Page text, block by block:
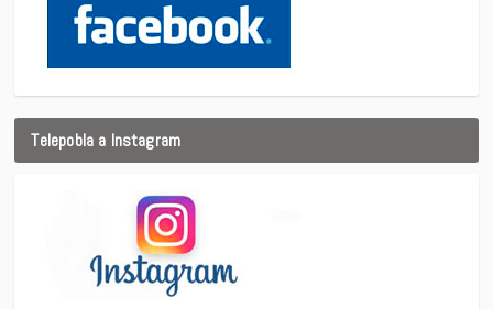
Telepobla a Instagram